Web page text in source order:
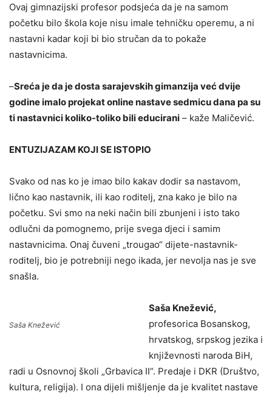
Ovaj gimnazijski profesor podsjeća da je na samom
početku bilo škola koje nisu imale tehničku operemu, a ni
nastavni kadar koji bi bio stručan da to pokaže
nastavnicima.
–Sreća je da je dosta sarajevskih gimanzija već dvije
godine imalo projekat online nastave sedmicu dana pa su
ti nastavnici koliko-toliko bili educirani – kaže Maličević.
ENTUZIJAZAM KOJI SE ISTOPIO
Svako od nas ko je imao bilo kakav dodir sa nastavom,
lično kao nastavnik, ili kao roditelj, zna kako je bilo na
početku. Svi smo na neki način bili zbunjeni i isto tako
odlučni da pomognemo, prije svega djeci i samim
nastavnicima. Onaj čuveni „trougao“ dijete-nastavnik-
roditelj, bio je potrebniji nego ikada, jer nevolja nas je sve
snašla.
Saša Knežević
Saša Knežević,
profesorica Bosanskog,
hrvatskog, srpskog jezika i
književnosti naroda BiH,
radi u Osnovnoj školi „Grbavica II“. Predaje i DKR (Društvo,
kultura, religija). I ona dijeli mišljenje da je kvalitet nastave